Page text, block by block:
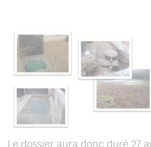
Le dossier aura donc duré 27